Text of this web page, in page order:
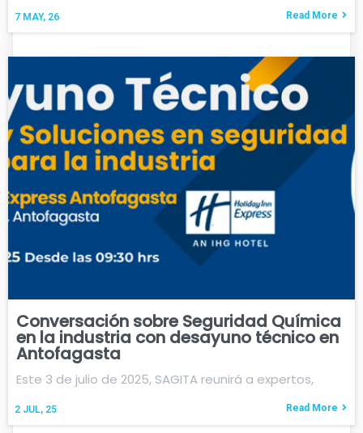
7 MAY, 26 Read More
Conversación sobre Seguridad Química
en la industria con desayuno técnico en
Antofagasta
2 JUL, 25
Este 3 de julio de 2025, SAGITA reunirá a expertos,
Read More